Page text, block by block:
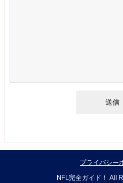
プライバシー
NFL完全ガイド！ All